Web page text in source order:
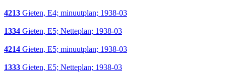
4213 Gieten, E4; minuutplan; 1938-03
1334 Gieten, E5; Netteplan; 1938-03
4214 Gieten, E5; minuutplan; 1938-03
1333 Gieten, E5; Netteplan; 1938-03